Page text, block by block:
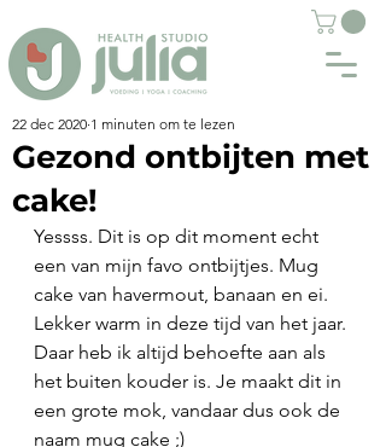
Gezond ontbijten met
cake!
22 dec 2020 1 minuten om te lezen
Yessss. Dit is op dit moment echt
een van mijn favo ontbijtjes. Mug
cake van havermout, banaan en ei.
Lekker warm in deze tijd van het jaar.
Daar heb ik altijd behoefte aan als
het buiten kouder is. Je maakt dit in
een grote mok, vandaar dus ook de
naam mug cake ;)